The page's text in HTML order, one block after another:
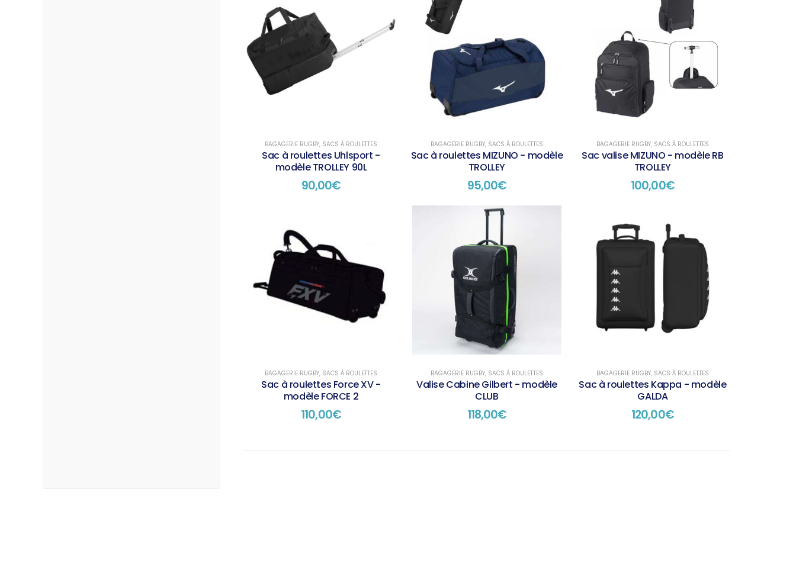
BAGAGERIE RUGBY, SACS À ROULETTES
Sac à roulettes Uhlsport -
modèle TROLLEY 90L
90,00€
BAGAGERIE RUGBY, SACS À ROULETTES
Sac à roulettes MIZUNO - modèle
TROLLEY
95,00€
BAGAGERIE RUGBY, SACS À ROULETTES
Sac valise MIZUNO - modèle RB
TROLLEY
100,00€
BAGAGERIE RUGBY, SACS À ROULETTES
Sac à roulettes Force XV -
modèle FORCE 2
110,00€
BAGAGERIE RUGBY, SACS À ROULETTES
Valise Cabine Gilbert - modèle
CLUB
118,00€
BAGAGERIE RUGBY, SACS À ROULETTES
Sac à roulettes Kappa - modèle
GALDA
120,00€